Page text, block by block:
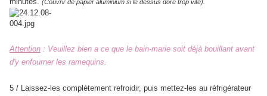
(Couvrir de papier aluminium si le dessus dore trop vite).
Attention : Veuillez bien a ce que le bain-marie soit déjà bouillant avant
d'y enfourner les ramequins.
5 / Laissez-les complètement refroidir, puis mettez-les au réfrigérateur